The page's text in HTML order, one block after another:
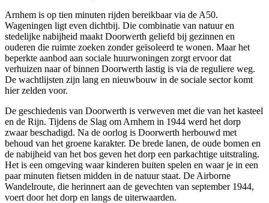
Arnhem is op tien minuten rijden bereikbaar via de A50.
Wageningen ligt even dichtbij. Die combinatie van natuur en
stedelijke nabijheid maakt Doorwerth geliefd bij gezinnen en
ouderen die ruimte zoeken zonder geïsoleerd te wonen. Maar het
beperkte aanbod aan sociale huurwoningen zorgt ervoor dat
verhuizen naar of binnen Doorwerth lastig is via de reguliere weg.
De wachtlijsten zijn lang en nieuwbouw in de sociale sector komt
hier zelden voor.
De geschiedenis van Doorwerth is verweven met die van het kasteel
en de Rijn. Tijdens de Slag om Arnhem in 1944 werd het dorp
zwaar beschadigd. Na de oorlog is Doorwerth herbouwd met
behoud van het groene karakter. De brede lanen, de oude bomen en
de nabijheid van het bos geven het dorp een parkachtige uitstraling.
Het is een omgeving waar kinderen buiten spelen en waar je in een
paar minuten fietsen midden in de natuur staat. De Airborne
Wandelroute, die herinnert aan de gevechten van september 1944,
voert door het dorp en langs de uiterwaarden.